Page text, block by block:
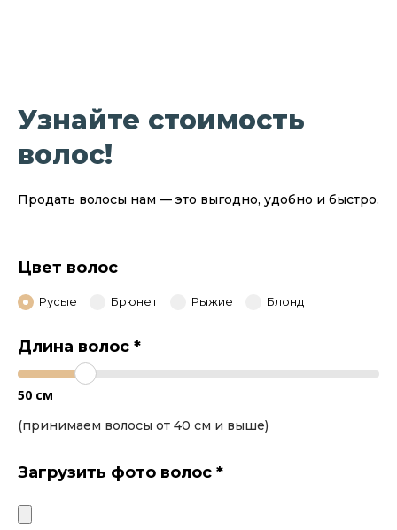
Узнайте стоимость
волос!
Продать волосы нам — это выгодно, удобно и быстро.
Цвет волос
Русые Брюнет Рыжие Блонд
Длина волос *
50 см
(принимаем волосы от 40 см и выше)
Загрузить фото волос *